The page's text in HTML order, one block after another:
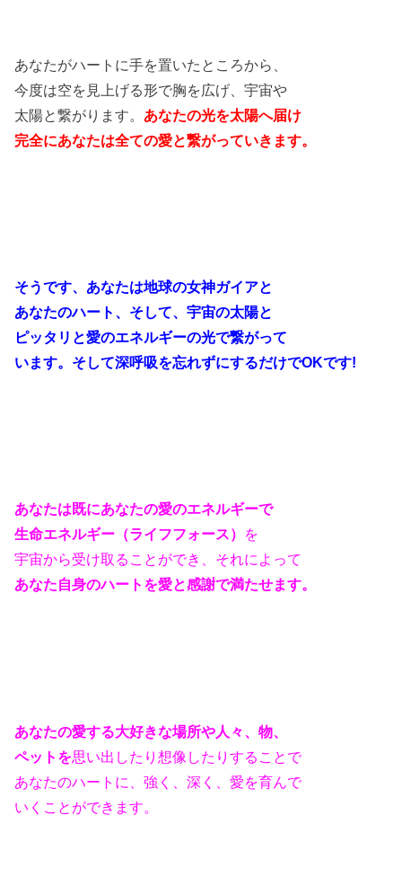
あなたがハートに手を置いたところから、
今度は空を見上げる形で胸を広げ、宇宙や
太陽と繋がります。 あなたの光を太陽へ届け
完全にあなたは全ての愛と繋がっていきます。
そうです、あなたは地球の女神ガイアと
あなたのハート、そして、宇宙の太陽と
ピッタリと愛のエネルギーの光で繋がって
います。そして深呼吸を忘れずにするだけでOKです!
あなたは既にあなたの愛のエネルギーで
生命エネルギー（ライフフォース） を
宇宙から受け取ることができ、それによって
あなた自身のハートを愛と感謝で満たせます。
あなたの愛する大好きな場所や 人々、物、
ペットを思い出したり想像したりすることで
あなたのハートに、強く、深く、愛を育んで
いくことができます。